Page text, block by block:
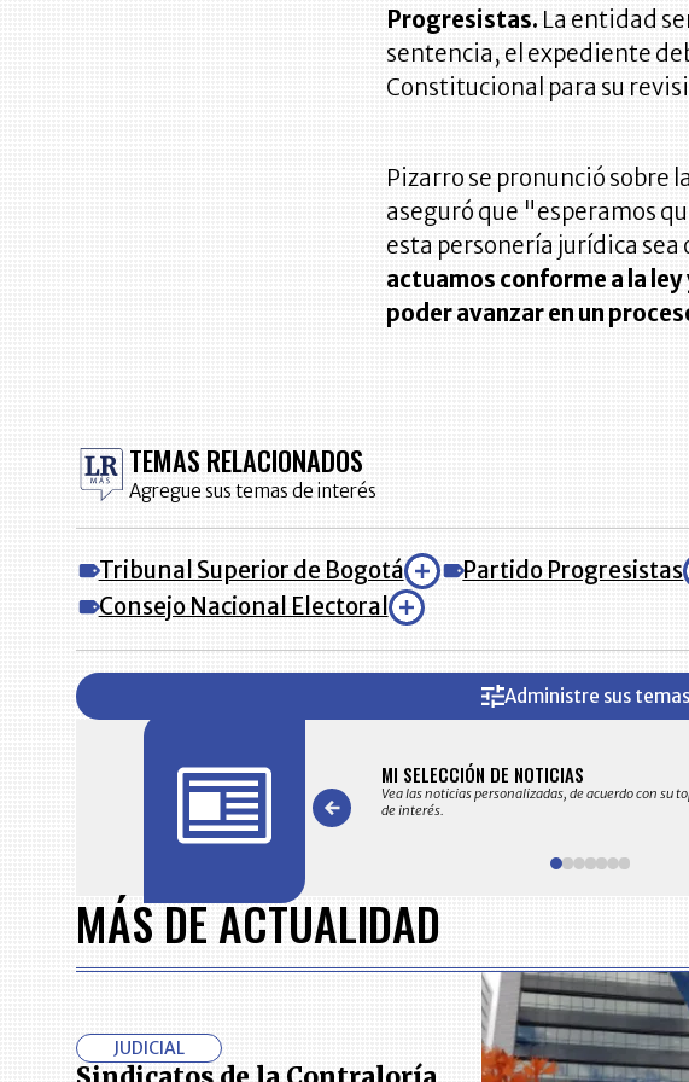
Progresistas. La entidad
sentencia, el expediente
Constitucional para su
Pizarro se pronunció sobre
aseguró que "esperamos
esta personería jurídica sea
actuamos conforme a la
poder avanzar en un
TEMAS RELACIONADOS
Agregue sus temas de interés
Tribunal Superior de Bogotá Partido Progresistas
Consejo Nacional Electoral
Administre sus temas
en su correo electrónico las noticias seleccionadas por nuestro
MI SELECCIÓN DE NOTICIAS
Vea las noticias personalizadas, de acuerdo con su
de interés.
of
7
MÁS DE ACTUALIDAD
JUDICIAL